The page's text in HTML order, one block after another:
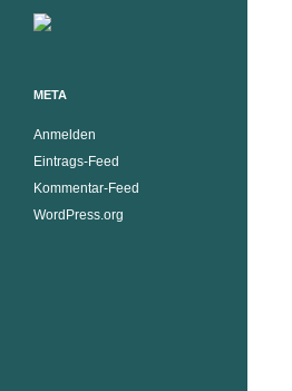
META
Anmelden
Eintrags-Feed
Kommentar-Feed
WordPress.org